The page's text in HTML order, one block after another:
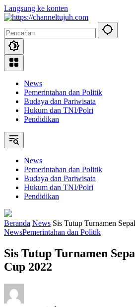
Langsung ke konten
News
Pemerintahan dan Politik
Budaya dan Pariwisata
Hukum dan TNI/Polri
Pendidikan
News
Pemerintahan dan Politik
Budaya dan Pariwisata
Hukum dan TNI/Polri
Pendidikan
Beranda News Sis Tutup Turnamen
NewsPemerintahan dan Politik
Sis Tutup Turnamen
Cup 2022